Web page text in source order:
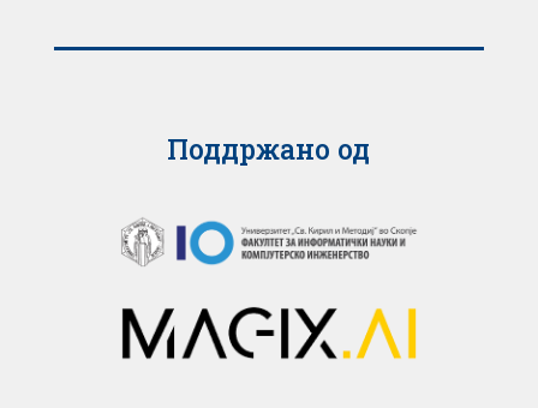
Поддржано од